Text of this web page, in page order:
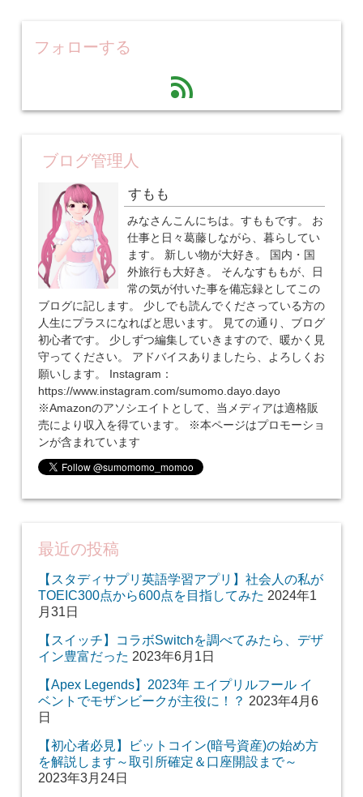
フォローする
feed
ブログ管理人
すもも
みなさんこんにちは。すももです。 お
仕事と日々葛藤しながら、暮らしてい
ます。 新しい物が大好き。 国内・国
外旅行も大好き。 そんなすももが、日
常の気が付いた事を備忘録としてこの
ブログに記します。 少しでも読んでくださっている方の
人生にプラスになればと思います。 見ての通り、ブログ
初心者です。 少しずつ編集していきますので、暖かく見
守ってください。 アドバイスありましたら、よろしくお
願いします。 Instagram：
https://www.instagram.com/sumomo.dayo.dayo
※Amazonのアソシエイトとして、当メディアは適格販
売により収入を得ています。 ※本ページはプロモーショ
ンが含まれています
最近の投稿
【スタディサプリ英語学習アプリ】社会人の私が
TOEIC300点から600点を目指してみた 2024年1
月31日
【スイッチ】コラボSwitchを調べてみたら、デザ
イン豊富だった 2023年6月1日
【Apex Legends】2023年 エイプリルフール イ
ベントでモザンビークが主役に！？ 2023年4月6
日
【初心者必見】ビットコイン(暗号資産)の始め方
を解説します～取引所確定＆口座開設まで～
2023年3月24日